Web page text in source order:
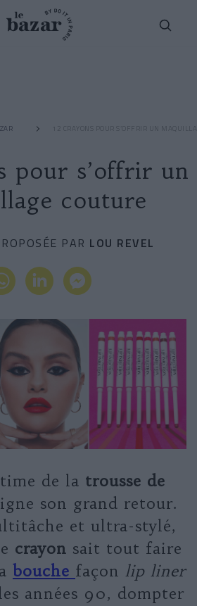
12 CRAYONS POUR S’OFFRIR UN
pour s’offrir un
couture
PAR LOU REVEL
de la trousse de
son grand retour.
et ultra-stylé,
crayon sait tout faire
bouche façon lip liner
années 90, dompter